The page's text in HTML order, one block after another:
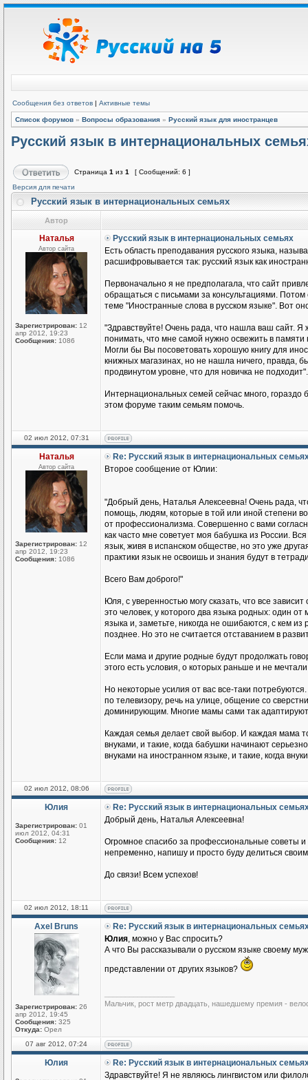
Сообщения без ответов | Активные темы
Список форумов » Вопросы образования » Русский язык для иностранцев
Русский язык в интернациональных
Страница 1 из 1
[ Сообщений: 6 ]
Версия для печати
Русский язык в интернациональных семьях
Автор
Наталья
Автор сайта
Зарегистрирован: 12
апр 2012, 19:23
Сообщения: 1086
Русский язык в интернациональных семьях
Есть область преподавания русского языка,
расшифровывается так: русский язык как
Первоначально я не предполагала, что сайт
обращаться с письмами за консультациями.
теме "Иностранные слова в русском языке". Вот
"Здравствуйте! Очень рада, что нашла ваш сайт. Я
понимать, что мне самой нужно освежить в памяти
Могли бы Вы посоветовать хорошую книгу для
книжных магазинах, но не нашла ничего, правда,
продвинутом уровне, что для новичка не подходит".
Интернациональных семей сейчас много,
этом форуме таким семьям помочь.
02 июл 2012, 07:31
Наталья
Автор сайта
Зарегистрирован: 12
апр 2012, 19:23
Сообщения: 1086
Re: Русский язык в интернациональных
Второе сообщение от Юлии:
"Добрый день, Наталья Алексеевна! Очень рада,
помощь, людям, которые в той или иной степени
от профессионализма. Совершенно с вами
как часто мне советует моя бабушка из России.
язык, живя в испанском обществе, но это уже
практики язык не освоишь и знания будут в
Всего Вам доброго!"
Юля, с уверенностью могу сказать, что все
это человек, у которого два языка родных: один
языка и, заметьте, никогда не ошибаются, с кем из
позднее. Но это не считается отставанием в
Если мама и другие родные будут продолжать
этого есть условия, о которых раньше и не
Но некоторые усилия от вас все-таки
по телевизору, речь на улице, общение со
доминирующим. Многие мамы сами так
Каждая семья делает свой выбор. И каждая мама
внуками, и такие, когда бабушки начинают
внуками на иностранном языке, и такие, когда
02 июл 2012, 08:06
Юлия
Зарегистрирован: 01
июл 2012, 04:31
Сообщения: 12
Re: Русский язык в интернациональных
Добрый день, Наталья Алексеевна!
Огромное спасибо за профессиональные советы
непременно, напишу и просто буду делиться
До связи! Всем успехов!
02 июл 2012, 18:11
Axel Bruns
Зарегистрирован: 26
апр 2012, 19:45
Сообщения: 325
Откуда: Орел
Re: Русский язык в интернациональных
Юлия, можно у Вас спросить?
А что Вы рассказывали о русском языке своему
представлении от других языков?
Мальчик, рост метр двадцать, нашедшему премия -
07 авг 2012, 07:24
Юлия
Re: Русский язык в интернациональных
Здравствуйте! Я не являюсь лингвистом или